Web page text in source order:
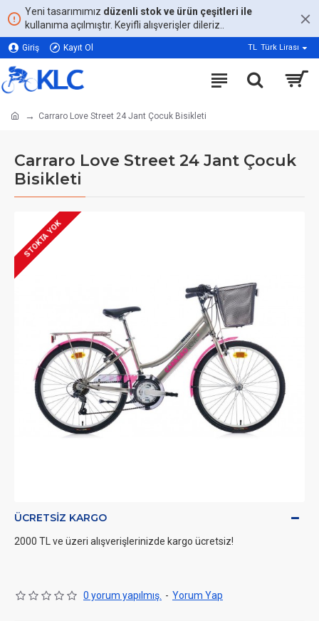
Yeni tasarımımız düzenli stok ve ürün çeşitleri ile
kullanıma açılmıştır. Keyifli alışverişler dileriz..
Giriş Kayıt Ol TL Türk Lirası
Carraro Love Street 24 Jant Çocuk Bisikleti
Carraro Love Street 24 Jant Çocuk
Bisikleti
STOKTA YOK
ÜCRETSIZ KARGO
2000 TL ve üzeri alışverişlerinizde kargo ücretsiz!
0 yorum yapılmış. - Yorum Yap